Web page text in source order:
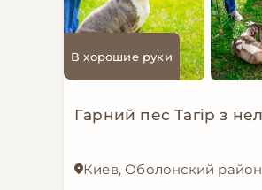
В хорошие руки
Киев, Оболонский район